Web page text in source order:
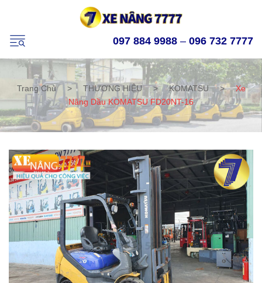
097 884 9988 – 096 732 7777
Trang Chủ > THƯƠNG HIỆU > KOMATSU >
Xe
Nâng Dầu KOMATSU FD20NT-16